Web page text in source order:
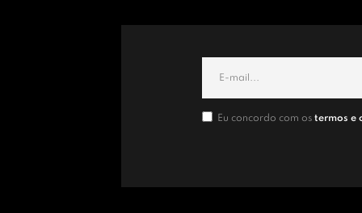
Eu concordo com os termos e